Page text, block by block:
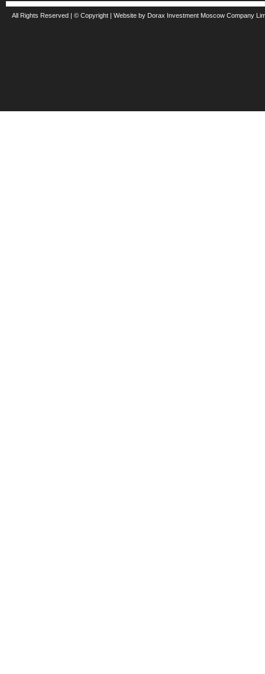
All Rights Reserved | © Copyright | Website by Dorax Investment Moscow Company